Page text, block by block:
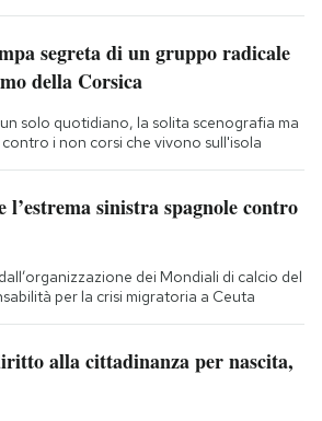
segreta di un gruppo radicale
della Corsica
solo quotidiano, la solita scenografia ma
i non corsi che vivono sull'isola
l’estrema sinistra spagnole contro
dei Mondiali di calcio del
per la crisi migratoria a Ceuta
alla cittadinanza per nascita,